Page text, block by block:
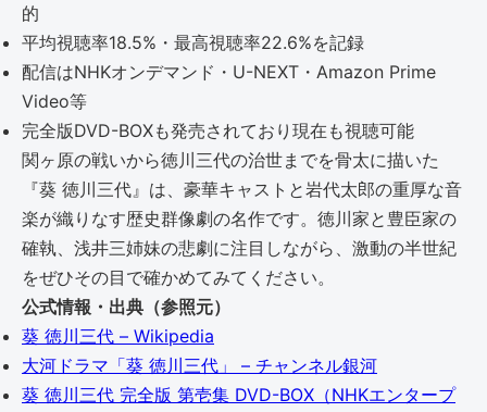
的
平均視聴率18.5%・最高視聴率22.6%を記録
配信はNHKオンデマンド・U-NEXT・Amazon Prime
Video等
完全版DVD-BOXも発売されており現在も視聴可能
関ヶ原の戦いから徳川三代の治世までを骨太に描いた
『葵 徳川三代』は、豪華キャストと岩代太郎の重厚な音
楽が織りなす歴史群像劇の名作です。徳川家と豊臣家の
確執、浅井三姉妹の悲劇に注目しながら、激動の半世紀
をぜひその目で確かめてみてください。
公式情報・出典（参照元）
葵 徳川三代 – Wikipedia
大河ドラマ「葵 徳川三代」 – チャンネル銀河
葵 徳川三代 完全版 第壱集 DVD-BOX（NHKエンタープ